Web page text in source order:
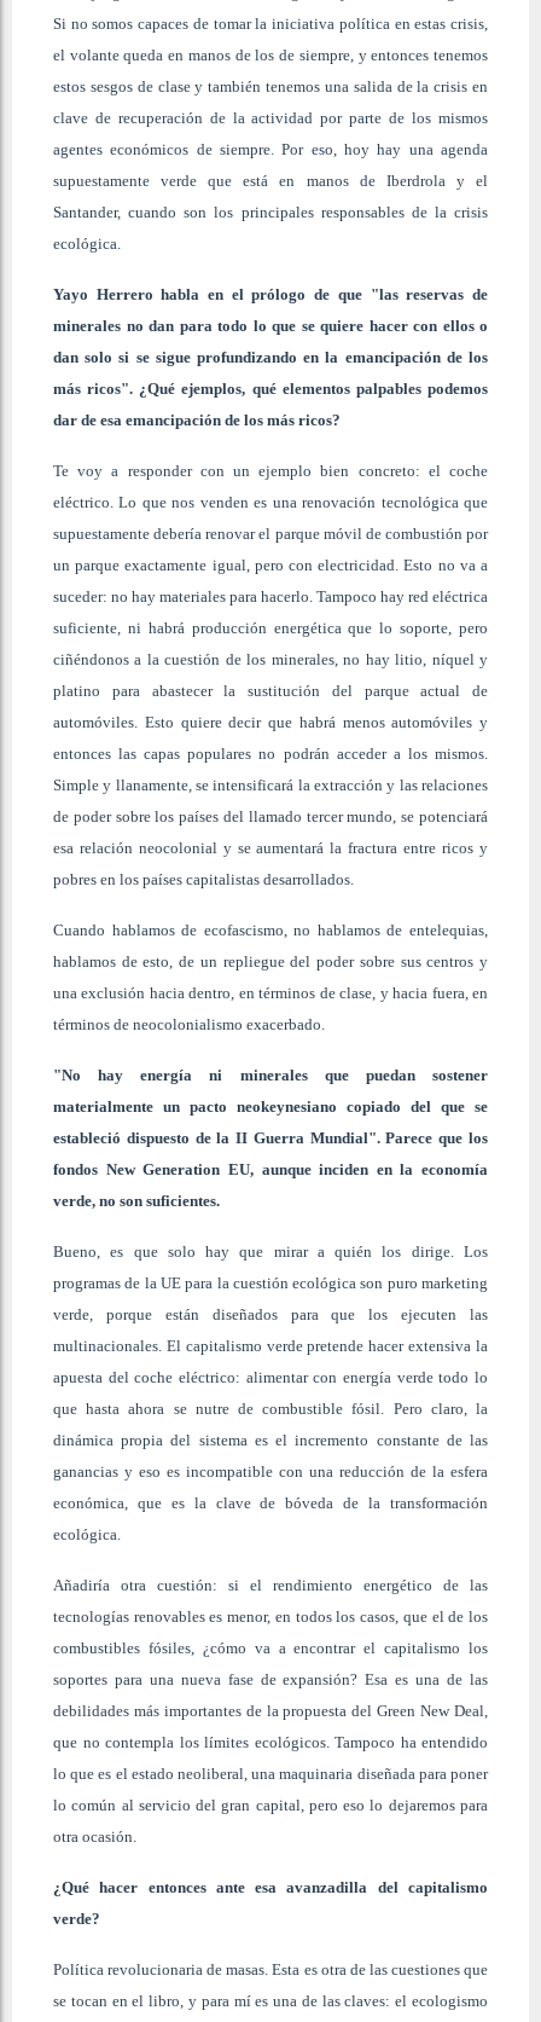
Si no somos capaces de tomar la iniciativa política en estas crisis,
el volante queda en manos de los de siempre, y entonces tenemos
estos sesgos de clase y también tenemos una salida de la crisis en
clave de recuperación de la actividad por parte de los mismos
agentes económicos de siempre. Por eso, hoy hay una agenda
supuestamente verde que está en manos de Iberdrola y el
Santander, cuando son los principales responsables de la crisis
ecológica.
Yayo Herrero habla en el prólogo de que "las reservas de
minerales no dan para todo lo que se quiere hacer con ellos o
dan solo si se sigue profundizando en la emancipación de los
más ricos". ¿Qué ejemplos, qué elementos palpables podemos
dar de esa emancipación de los más ricos?
Te voy a responder con un ejemplo bien concreto: el coche
eléctrico. Lo que nos venden es una renovación tecnológica que
supuestamente debería renovar el parque móvil de combustión por
un parque exactamente igual, pero con electricidad. Esto no va a
suceder: no hay materiales para hacerlo. Tampoco hay red eléctrica
suficiente, ni habrá producción energética que lo soporte, pero
ciñéndonos a la cuestión de los minerales, no hay litio, níquel y
platino para abastecer la sustitución del parque actual de
automóviles. Esto quiere decir que habrá menos automóviles y
entonces las capas populares no podrán acceder a los mismos.
Simple y llanamente, se intensificará la extracción y las relaciones
de poder sobre los países del llamado tercer mundo, se potenciará
esa relación neocolonial y se aumentará la fractura entre ricos y
pobres en los países capitalistas desarrollados.
Cuando hablamos de ecofascismo, no hablamos de entelequias,
hablamos de esto, de un repliegue del poder sobre sus centros y
una exclusión hacia dentro, en términos de clase, y hacia fuera, en
términos de neocolonialismo exacerbado.
"No hay energía ni minerales que puedan sostener
materialmente un pacto neokeynesiano copiado del que se
estableció dispuesto de la II Guerra Mundial". Parece que los
fondos New Generation EU, aunque inciden en la economía
verde, no son suficientes.
Bueno, es que solo hay que mirar a quién los dirige. Los
programas de la UE para la cuestión ecológica son puro marketing
verde, porque están diseñados para que los ejecuten las
multinacionales. El capitalismo verde pretende hacer extensiva la
apuesta del coche eléctrico: alimentar con energía verde todo lo
que hasta ahora se nutre de combustible fósil. Pero claro, la
dinámica propia del sistema es el incremento constante de las
ganancias y eso es incompatible con una reducción de la esfera
económica, que es la clave de bóveda de la transformación
ecológica.
Añadiría otra cuestión: si el rendimiento energético de las
tecnologías renovables es menor, en todos los casos, que el de los
combustibles fósiles, ¿cómo va a encontrar el capitalismo los
soportes para una nueva fase de expansión? Esa es una de las
debilidades más importantes de la propuesta del Green New Deal,
que no contempla los límites ecológicos. Tampoco ha entendido
lo que es el estado neoliberal, una maquinaria diseñada para poner
lo común al servicio del gran capital, pero eso lo dejaremos para
otra ocasión.
¿Qué hacer entonces ante esa avanzadilla del capitalismo
verde?
Política revolucionaria de masas. Esta es otra de las cuestiones que
se tocan en el libro, y para mí es una de las claves: el ecologismo